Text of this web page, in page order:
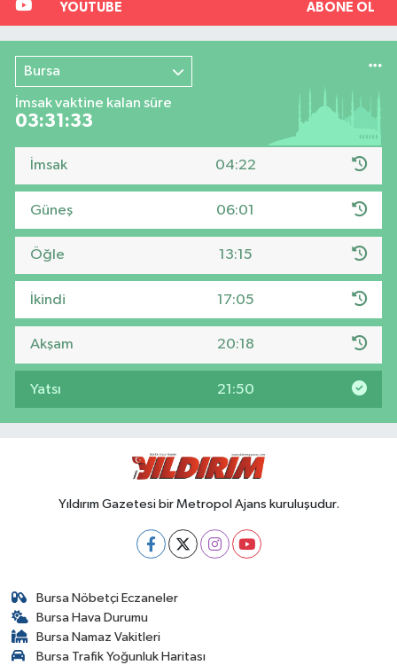
YOUTUBE ABONE OL
Bursa
İmsak vaktine kalan süre
03:31:33
İmsak 04:22
Güneş 06:01
Öğle 13:15
İkindi 17:05
Akşam 20:18
Yatsı 21:50
Yıldırım Gazetesi bir Metropol Ajans kuruluşudur.
Bursa Nöbetçi Eczaneler
Bursa Hava Durumu
Bursa Namaz Vakitleri
Bursa Trafik Yoğunluk Haritası